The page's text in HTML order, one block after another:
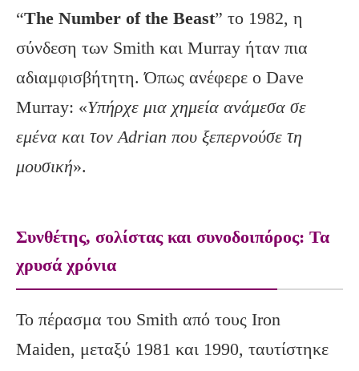
“The Number of the Beast” το 1982, η
σύνδεση των Smith και Murray ήταν πια
αδιαμφισβήτητη. Όπως ανέφερε ο Dave
Murray: «Υπήρχε μια χημεία ανάμεσα σε
εμένα και τον Adrian που ξεπερνούσε τη
μουσική».
Συνθέτης, σολίστας και συνοδοιπόρος: Τα
χρυσά χρόνια
Το πέρασμα του Smith από τους Iron
Maiden, μεταξύ 1981 και 1990, ταυτίστηκε